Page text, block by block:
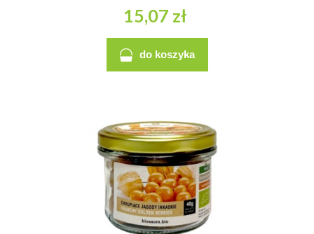
15,07 zł
do koszyka